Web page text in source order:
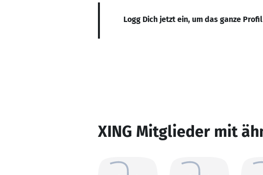
Logg Dich jetzt ein, um das ganze
XING Mitglieder mit